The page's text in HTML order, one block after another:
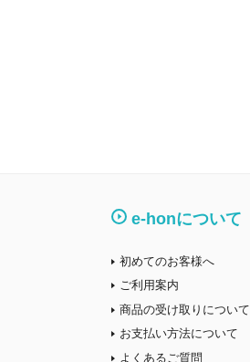
e-honについて
初めてのお客様へ
ご利用案内
商品の受け取りについて
お支払い方法について
よくあるご質問